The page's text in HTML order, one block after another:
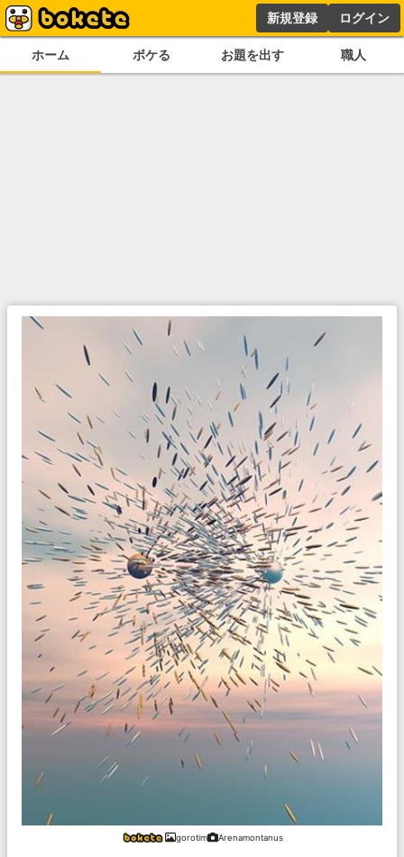
新規登録 ログイン
ホーム ボケる お題を出す 職人
gorotim Arenamontanus